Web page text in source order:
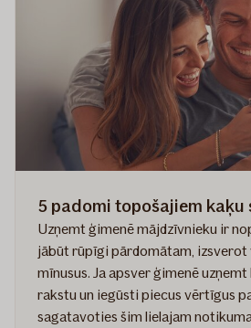
gadā
uzzini,
kuras
tās
5 padomi topošajiem kaķu
Uzņemt ģimenē mājdzīvnieku ir
jābūt rūpīgi pārdomātam, izsverot
mīnusus. Ja apsver ģimenē uzņemt
rakstu un iegūsti piecus vērtīgus
sagatavoties šim lielajam